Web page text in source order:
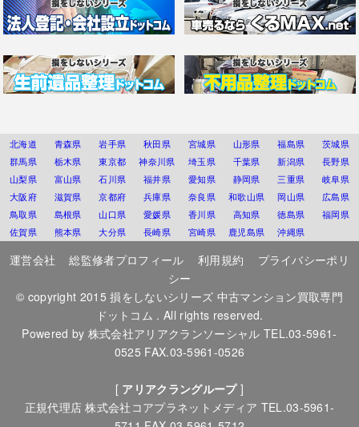
北海道 青森県 岩手県 秋田県 宮城県 山形県 福島県
茨城県
群馬県
栃木県 東京都 神奈川県 埼玉県 千葉県 新潟県
長野県
山梨県
富山県 石川県 福井県 愛知県 静岡県 三重県
岐阜県
大阪府
滋賀県 京都府 兵庫県 奈良県 和歌山県 岡山県
広島県
鳥取県
島根県 山口県 愛媛県 香川県 高知県 徳島県
福岡県
佐賀県
熊本県 大分県 長崎県 宮崎県 鹿児島県 沖縄県
運営会社 総監修者プロフィール 利用規約
プライバシーポリ
シー
© copyright 2015損をしないシリーズ 中古マンション買取専門
ドットコム . All rights reserved.
Powered by 株式会社アリアクランソーシャル TEL.03-5961-
0525 FAX.03-5961-0526
[ アリアクラングループ]
正規代理店株式会社コアプラネットメディア TEL.03-5961-